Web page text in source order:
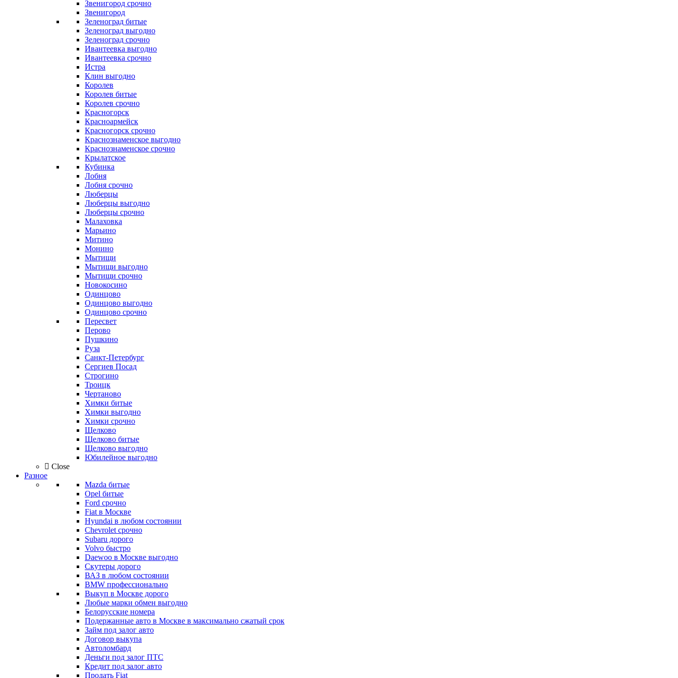
Звенигород срочно
Звенигород
Зеленоград битые
Зеленоград выгодно
Зеленоград срочно
Ивантеевка выгодно
Ивантеевка срочно
Истра
Клин выгодно
Королев
Королев битые
Королев срочно
Красногорск
Красноармейск
Красногорск срочно
Краснознаменское выгодно
Краснознаменское срочно
Крылатское
Кубинка
Лобня
Лобня срочно
Люберцы
Люберцы выгодно
Люберцы срочно
Малаховка
Марьино
Митино
Монино
Мытищи
Мытищи выгодно
Мытищи срочно
Новокосино
Одинцово
Одинцово выгодно
Одинцово срочно
Пересвет
Перово
Пушкино
Руза
Санкт-Петербург
Сергиев Посад
Строгино
Троицк
Чертаново
Химки битые
Химки выгодно
Химки срочно
Щелково
Щелково битые
Щелково выгодно
Юбилейное выгодно
Close
Разное
Mazda битые
Opel битые
Ford срочно
Fiat в Москве
Hyundai в любом состоянии
Chevrolet срочно
Subaru дорого
Volvo быстро
Daewoo в Москве выгодно
Скутеры дорого
ВАЗ в любом состоянии
BMW профессионально
Выкуп в Москве дорого
Любые марки обмен выгодно
Белорусские номера
Подержанные авто в Москве в максимально сжатый срок
Займ под залог авто
Договор выкупа
Автоломбард
Деньги под залог ПТС
Кредит под залог авто
Продать Fiat